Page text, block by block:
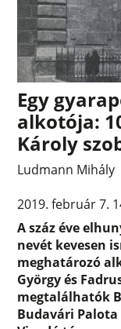
Egy
alkotója:
Károly
Ludmann Mihály
2019. február 7.
A száz éve
nevét kevesen
meghatározó
György és
megtalálhatók
Budavári